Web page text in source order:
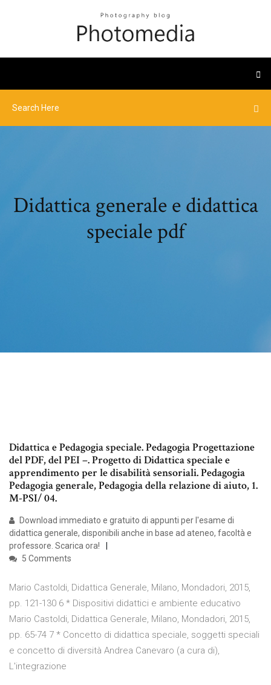
Didattica generale e didattica
speciale pdf
Didattica e Pedagogia speciale. Pedagogia Progettazione
del PDF, del PEI –. Progetto di Didattica speciale e
apprendimento per le disabilità sensoriali. Pedagogia
Pedagogia generale, Pedagogia della relazione di aiuto, 1.
M-PSI/ 04.
Download immediato e gratuito di appunti per l'esame di
didattica generale, disponibili anche in base ad ateneo, facoltà e
professore. Scarica ora!
5 Comments
Mario Castoldi, Didattica Generale, Milano, Mondadori, 2015,
pp. 121-130 6 * Dispositivi didattici e ambiente educativo
Mario Castoldi, Didattica Generale, Milano, Mondadori, 2015,
pp. 65-74 7 * Concetto di didattica speciale, soggetti speciali
e concetto di diversità Andrea Canevaro (a cura di),
L'integrazione